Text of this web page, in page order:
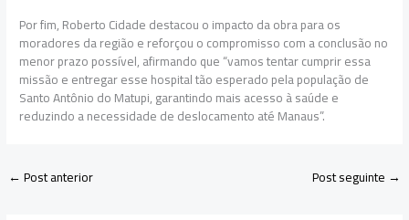
Por fim, Roberto Cidade destacou o impacto da obra para os
moradores da região e reforçou o compromisso com a conclusão no
menor prazo possível, afirmando que “vamos tentar cumprir essa
missão e entregar esse hospital tão esperado pela população de
Santo Antônio do Matupi, garantindo mais acesso à saúde e
reduzindo a necessidade de deslocamento até Manaus”.
←Post anterior Post seguinte →